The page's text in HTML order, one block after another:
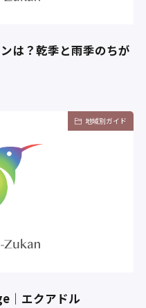
は？乾季と雨季のちが
地域別ガイド
｜エクアドル